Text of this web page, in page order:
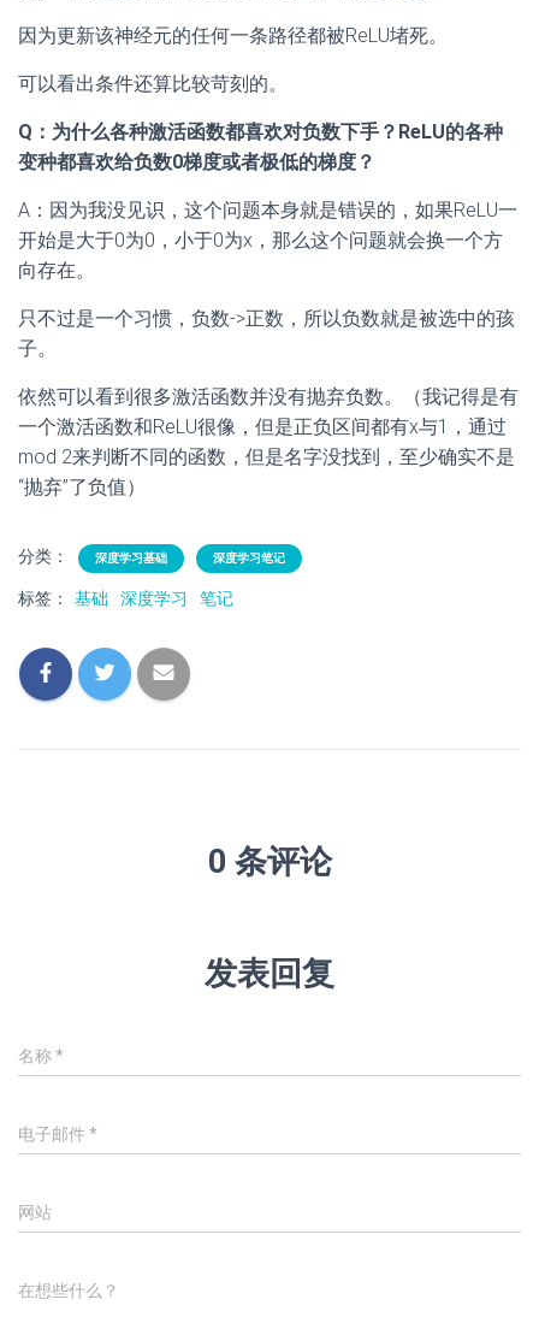
因为更新该神经元的任何一条路径都被ReLU堵死。
可以看出条件还算比较苛刻的。
Q：为什么各种激活函数都喜欢对负数下手？ReLU的各种
变种都喜欢给负数0梯度或者极低的梯度？
A：因为我没见识，这个问题本身就是错误的，如果ReLU一
开始是大于0为0，小于0为x，那么这个问题就会换一个方
向存在。
只不过是一个习惯，负数->正数，所以负数就是被选中的孩
子。
依然可以看到很多激活函数并没有抛弃负数。（我记得是有
一个激活函数和ReLU很像，但是正负区间都有x与1，通过
mod 2来判断不同的函数，但是名字没找到，至少确实不是
“抛弃”了负值）
分类： 深度学习基础 深度学习笔记
标签： 基础 深度学习 笔记
0 条评论
发表回复
名称*
电子邮件 *
网站
在想些什么？